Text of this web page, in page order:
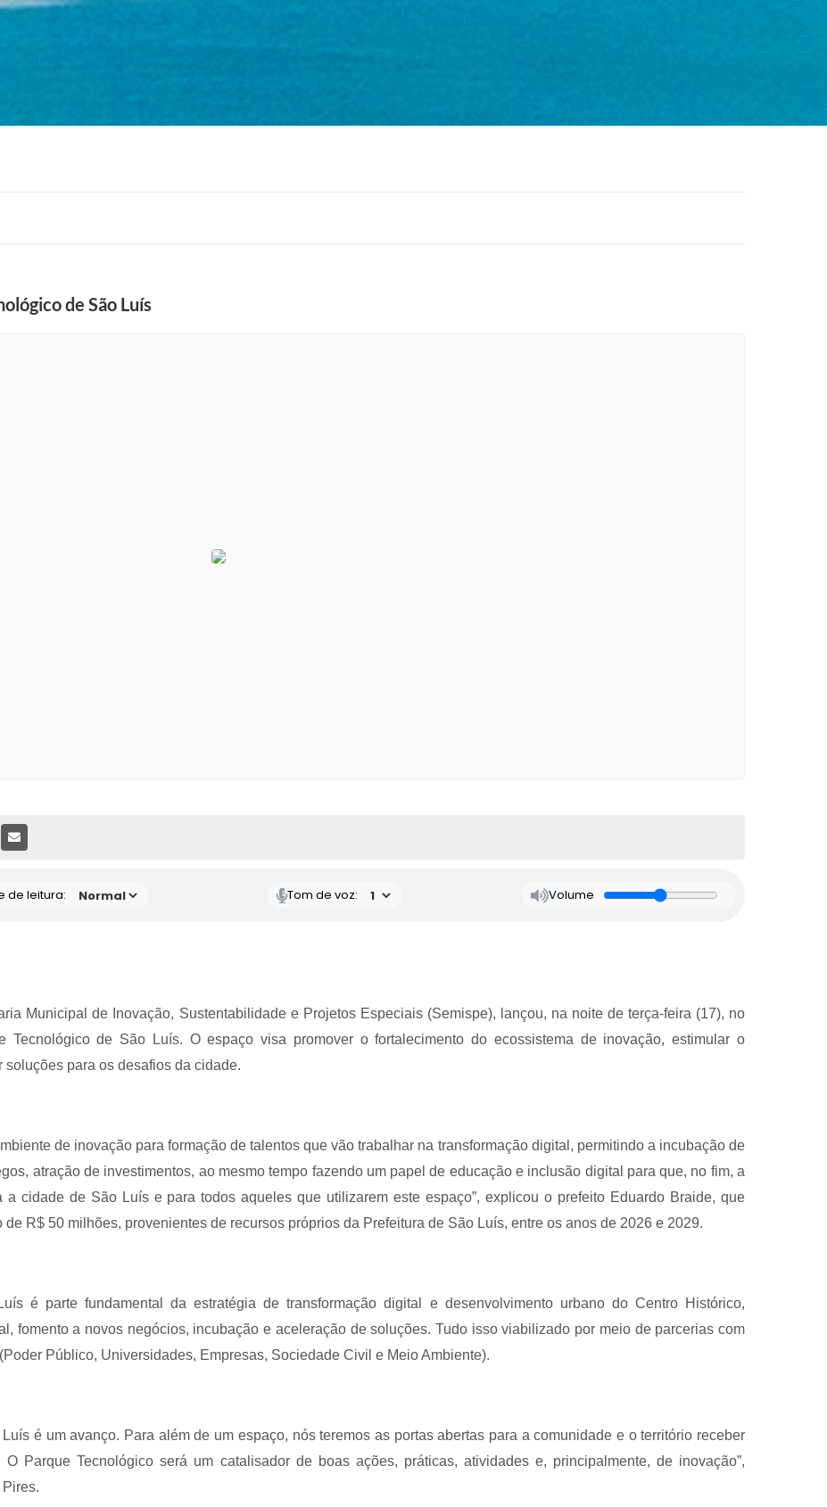
de São Luís
MÍDIAS
de leitura: Tom de voz: Volume
Municipal de Inovação, Sustentabilidade e Projetos Especiais (Semispe), lançou, na noite de terça-feira (17), no
Tecnológico de São Luís. O espaço visa promover o fortalecimento do ecossistema de inovação, estimular o
para os desafios da cidade.
de inovação para formação de talentos que vão trabalhar na transformação digital, permitindo a incubação de
atração de investimentos, ao mesmo tempo fazendo um papel de educação e inclusão digital para que, no fim, a
cidade de São Luís e para todos aqueles que utilizarem este espaço”, explicou o prefeito Eduardo Braide, que
R$ 50 milhões, provenientes de recursos próprios da Prefeitura de São Luís, entre os anos de 2026 e 2029.
é parte fundamental da estratégia de transformação digital e desenvolvimento urbano do Centro Histórico,
fomento a novos negócios, incubação e aceleração de soluções. Tudo isso viabilizado por meio de parcerias com
Público, Universidades, Empresas, Sociedade Civil e Meio Ambiente).
é um avanço. Para além de um espaço, nós teremos as portas abertas para a comunidade e o território receber
Parque Tecnológico será um catalisador de boas ações, práticas, atividades e, principalmente, de inovação”,